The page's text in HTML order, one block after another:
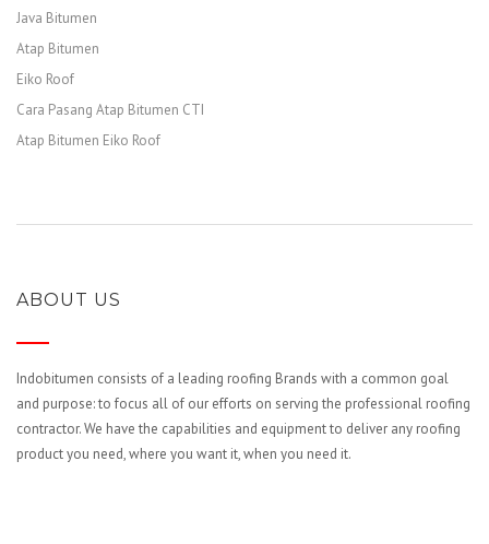
Java Bitumen
Atap Bitumen
Eiko Roof
Cara Pasang Atap Bitumen CTI
Atap Bitumen Eiko Roof
ABOUT US
Indobitumen consists of a leading roofing Brands with a common goal
and purpose: to focus all of our efforts on serving the professional roofing
contractor. We have the capabilities and equipment to deliver any roofing
product you need, where you want it, when you need it.